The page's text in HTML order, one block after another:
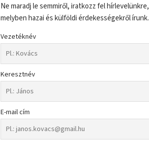
Ne maradj le semmiről, iratkozz fel hírlevelünkre,
melyben hazai és külföldi érdekességekről írunk.
Vezetéknév
Keresztnév
E-mail cím